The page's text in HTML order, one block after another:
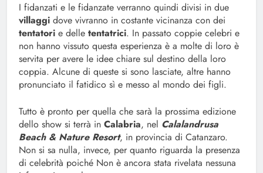
I fidanzati e le fidanzate verranno quindi divisi in due
villaggi dove vivranno in costante vicinanza con dei
tentatori e delle tentatrici. In passato coppie celebri e
non hanno vissuto questa esperienza è a molte di loro è
servita per avere le idee chiare sul destino della loro
coppia. Alcune di queste si sono lasciate, altre hanno
pronunciato il fatidico sì e messo al mondo dei figli.
Tutto è pronto per quella che sarà la prossima edizione
dello show si terrà in Calabria, nel Calalandrusa
Beach & Nature Resort, in provincia di Catanzaro.
Non si sa nulla, invece, per quanto riguarda la presenza
di celebrità poiché Non è ancora stata rivelata nessuna